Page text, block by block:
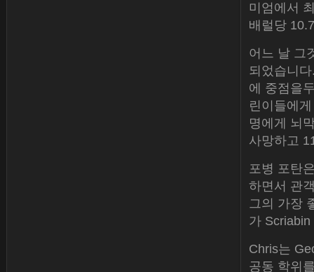
미엄에서
배럴당
어느 날 그
되었습니
에 중점을
린이들에
명에게 뇌
사망하고
포병 포탄
하면서 관
그의 가장
가
Chris는
공동 학위